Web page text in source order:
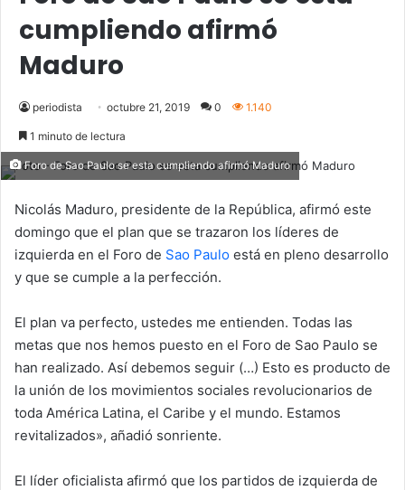
cumpliendo afirmó
Maduro
periodista octubre 21, 2019 0 1.140
1 minuto de lectura
Foro de Sao Paulo se esta cumpliendo afirmó Maduro
Nicolás Maduro, presidente de la República, afirmó este
domingo que el plan que se trazaron los líderes de
izquierda en el Foro de Sao Paulo está en pleno desarrollo
y que se cumple a la perfección.
El plan va perfecto, ustedes me entienden. Todas las
metas que nos hemos puesto en el Foro de Sao Paulo se
han realizado. Así debemos seguir (…) Esto es producto de
la unión de los movimientos sociales revolucionarios de
toda América Latina, el Caribe y el mundo. Estamos
revitalizados», añadió sonriente.
El líder oficialista afirmó que los partidos de izquierda de